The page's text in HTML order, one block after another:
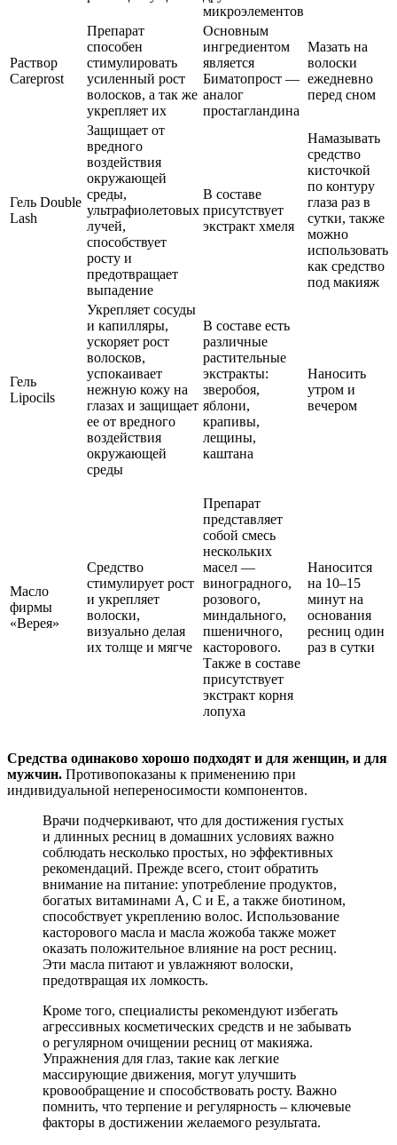
микроэлементов
Раствор
Careprost
Препарат
способен
стимулировать
усиленный рост
волосков, а так же
укрепляет их
Основным
ингредиентом
является
Биматопрост —
аналог
простагландина
Мазать на
волоски
ежедневно
перед сном
Гель Double
Lash
Защищает от
вредного
воздействия
окружающей
среды,
ультрафиолетовых
лучей,
способствует
росту и
предотвращает
выпадение
В составе
присутствует
экстракт хмеля
Намазывать
средство
кисточкой
по контуру
глаза раз в
сутки, также
можно
использовать
как средство
под макияж
Гель
Lipocils
Укрепляет сосуды
и капилляры,
ускоряет рост
волосков,
успокаивает
нежную кожу на
глазах и защищает
ее от вредного
воздействия
окружающей
среды
В составе есть
различные
растительные
экстракты:
зверобоя,
яблони,
крапивы,
лещины,
каштана
Наносить
утром и
вечером
Масло
фирмы
«Верея»
Средство
стимулирует рост
и укрепляет
волоски,
визуально делая
их толще и мягче
Препарат
представляет
собой смесь
нескольких
масел —
виноградного,
розового,
миндального,
пшеничного,
касторового.
Также в составе
присутствует
экстракт корня
лопуха
Наносится
на 10–15
минут на
основания
ресниц один
раз в сутки
Средства одинаково хорошо подходят и для женщин, и для
мужчин. Противопоказаны к применению при
индивидуальной непереносимости компонентов.
Врачи подчеркивают, что для достижения густых
и длинных ресниц в домашних условиях важно
соблюдать несколько простых, но эффективных
рекомендаций. Прежде всего, стоит обратить
внимание на питание: употребление продуктов,
богатых витаминами A, C и E, а также биотином,
способствует укреплению волос. Использование
касторового масла и масла жожоба также может
оказать положительное влияние на рост ресниц.
Эти масла питают и увлажняют волоски,
предотвращая их ломкость.
Кроме того, специалисты рекомендуют избегать
агрессивных косметических средств и не забывать
о регулярном очищении ресниц от макияжа.
Упражнения для глаз, такие как легкие
массирующие движения, могут улучшить
кровообращение и способствовать росту. Важно
помнить, что терпение и регулярность – ключевые
факторы в достижении желаемого результата.